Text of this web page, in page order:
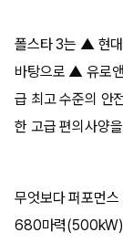
폴스타 3는 ▲ 현대
바탕으로 ▲ 유로
급 최고 수준의 안
한 고급 편의사양
무엇보다 퍼포먼
680마력(500kW)